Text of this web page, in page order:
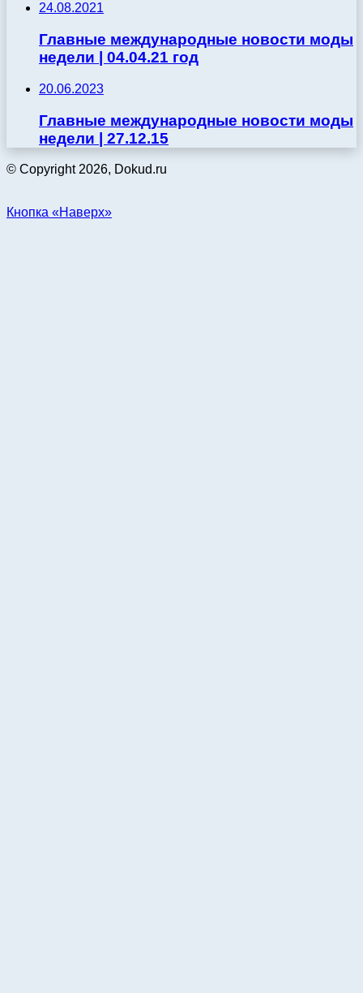
24.08.2021
Главные международные новости моды
недели | 04.04.21 год
20.06.2023
Главные международные новости моды
недели | 27.12.15
© Copyright 2026, Dokud.ru
Кнопка «Наверх»